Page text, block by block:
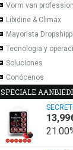
Vorm van
Libidine & Climax
Mayorista
Tecnologia y
Soluciones
Conócenos
SPECIALE
13,99